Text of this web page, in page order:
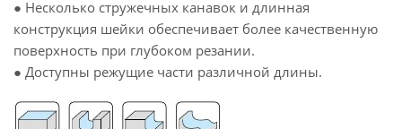
● Несколько стружечных канавок и длинная
конструкция шейки обеспечивает более качественную
поверхность при глубоком резании.
● Доступны режущие части различной длины.